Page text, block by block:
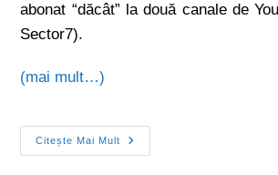
abonat “dăcât” la două canale de
Sector7).
(mai mult…)
Citește Mai Mult